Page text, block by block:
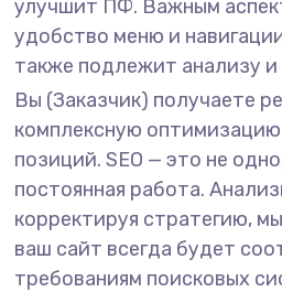
улучшит ПФ. Важным
удобство меню и
также подлежит анализу
Вы (Заказчик) получаете
комплексную
позиций. SEO — это не
постоянная работа.
корректируя стратегию,
ваш сайт всегда будет
требованиям поисковых